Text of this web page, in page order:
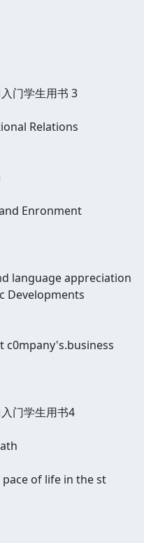
门学生用书 3
Relations
Enronment
language appreciation
Developments
c0mpany's.business
门学生用书4
of life in the st